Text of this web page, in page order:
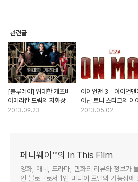
관련글
[블루레이] 위대한 개츠비 -
아메리칸 드림의 자화상
2013.09.23
아이언맨 3 - 아이언맨
아닌 토니 스타크의 이
2013.05.02
페니웨이™의 In This Film
영화, 애니, 드라마, 만화의 리뷰와 정보가
인 블로그로서 1인 미디어 포털의 가능성에